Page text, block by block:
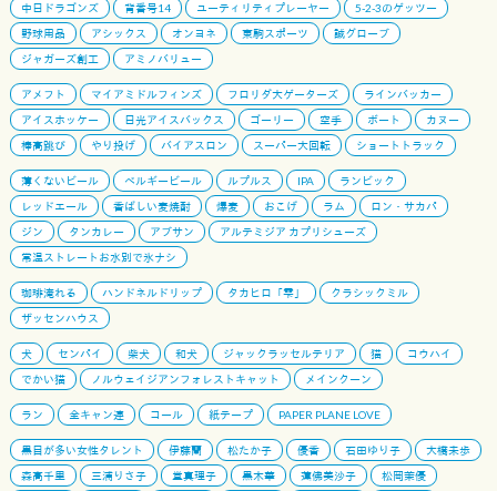
中日ドラゴンズ
背番号14 ユーティリティプレーヤー
5-2-3のゲッツー
野球用品
アシックス オンヨネ 東駒スポーツ
誠グローブ
ジャガーズ創工
アミノバリュー
アメフト マイアミドルフィンズ フロリダ大ゲーターズ
ラインバッカー
アイスホッケー
日光アイスバックス ゴーリー 空手 ボート
カヌー
棒高跳び
やり投げ バイアスロン スーパー大回転 ショートトラック
薄くないビール ベルギービール ルプルス IPA
ランビック
レッドエール
香ばしい麦焼酎 爆麦 おこげ ラム
ロン・サカパ
ジン
タンカレー アブサン
アルテミジア カプリシューズ
常温ストレートお水別で氷ナシ
珈琲淹れる ハンドネルドリップ タカヒロ「雫」
クラシックミル
ザッセンハウス
犬 センパイ 柴犬 和犬 ジャックラッセルテリア 猫
コウハイ
でかい猫
ノルウェイジアンフォレストキャット メインクーン
ラン 全キャン連 コール 紙テープ PAPER PLANE LOVE
黒目が多い女性タレント 伊藤蘭 松たか子 優香 石田ゆり子
大橋未歩
森高千里
三浦りさ子 堂真理子 黒木華 蓮佛美沙子
松岡茉優